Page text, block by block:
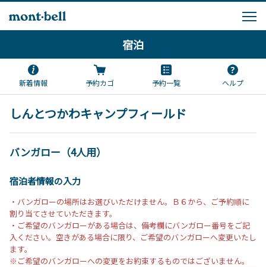
宿泊
新着情報 予約カゴ 予約一覧 ヘルプ
しんとつかわキャンプフィールド
バンガロー（4人用）
宿泊者情報の入力
・バンガローの場所はお選びいただけません。Ｂ６から、ご予約順に
割り当てさせていただきます。
・ご希望のバンガローがある場合は、備考欄にバンガロー番号をご記
入ください。空きがある場合に限り、ご希望のバンガローへ変更いたし
ます。
※ご希望のバンガローへの変更をお約束するものではございません。